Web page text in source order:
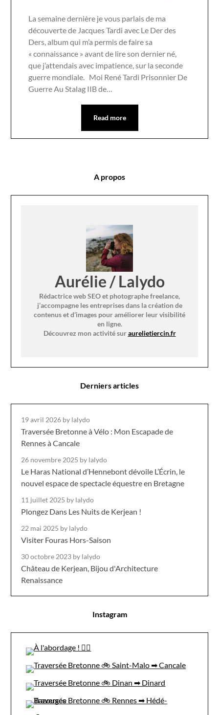
La semaine dernière je vous parlais de ma
découverte de Jacques Tardi avec Le Der des
Ders, album qui m’a permis de faire sa
« connaissance » avant de lire son dernier né,
que j’attendais avec impatience, sur la seconde
guerre mondiale. Moi René Tardi Prisonnier De
Guerre Au Stalag IIB de…
Read more
A propos
Aurélie / Lalydo
Rédactrice web SEO et photographe freelance,
j’accompagne les entreprises dans la création de
contenus et d’images pour améliorer leur visibilité
en ligne.
Découvrez mon activité suraurelietiercin.fr
Derniers articles
19 avril 2026 by lalydo
Traversée Bretonne à Vélo : Mon Escapade de
Rennes à Cancale
26 novembre 2025 by lalydo
Le Haras National d’Hennebont dévoile L’Écrin, le
nouvel espace de spectacle équestre en Bretagne
11 juillet 2025 by lalydo
Plongez Dans Les Nuits de Kerjean !
22 mai 2025 by lalydo
Visiter Fouras Hors-Saison
30 octobre 2023 by lalydo
Château de Kerjean, Bijou d'Architecture
Renaissance
Instagram